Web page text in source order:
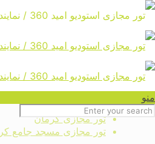
منو
تور مجازی مسجد جامع
Home
تور مجازی ایران ،
گردشگری ، بازدید و
تور مجازی کرمان
تور مجازی مسجد جامع